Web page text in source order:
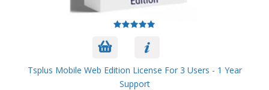
Tsplus Mobile Web Edition License For 3 Users - 1 Year
Support